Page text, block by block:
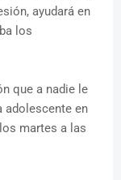
ayudará en
los
que a nadie le
adolescente en
martes a las